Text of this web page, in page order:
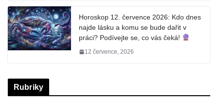
Horoskop 12. července 2026: Kdo dnes
najde lásku a komu se bude dařit v
práci? Podívejte se, co vás čeká!
12 července, 2026
Rubriky